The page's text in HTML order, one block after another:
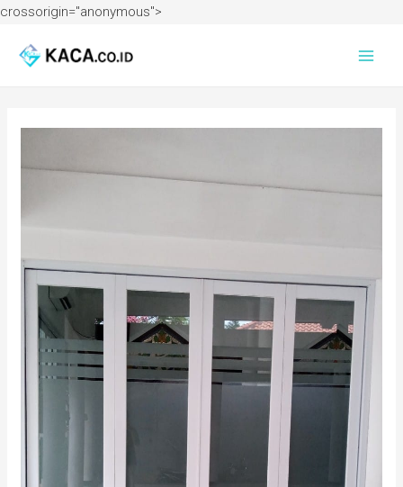
crossorigin="anonymous">